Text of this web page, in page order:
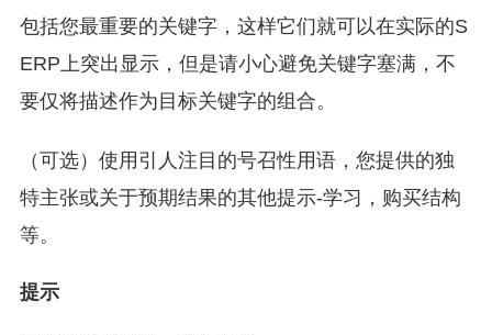
包括您最重要的关键字，这样它们就可以在实际的S
ERP上突出显示，但是请小心避免关键字塞满，不
要仅将描述作为目标关键字的组合。
（可选）使用引人注目的号召性用语，您提供的独
特主张或关于预期结果的其他提示-学习，购买结构
等。
提示